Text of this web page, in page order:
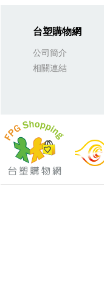
台塑購物網
公司簡介
相關連結